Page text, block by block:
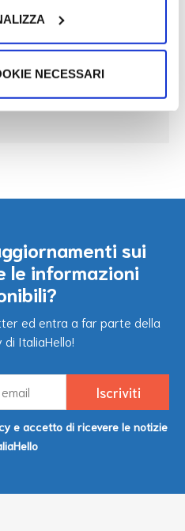
NECESSARI
– Assistenza
sui
le informazioni
ed entra a far parte della
di ItaliaHello!
e accetto di ricevere le notizie